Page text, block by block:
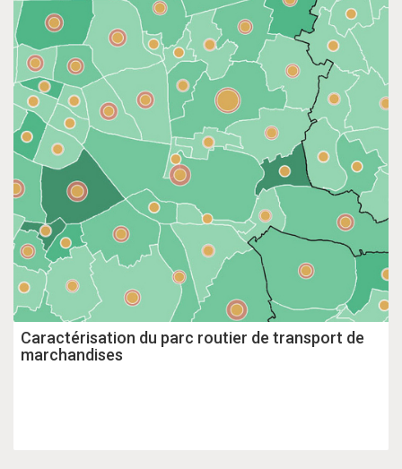
Caractérisation du parc routier de transport de
marchandises